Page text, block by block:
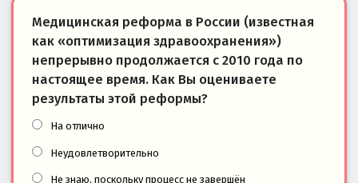
Медицинская реформа в России (известная
как «оптимизация здравоохранения»)
непрерывно продолжается с 2010 года по
настоящее время. Как Вы оцениваете
результаты этой реформы?
На отлично
Неудовлетворительно
Не знаю, поскольку процесс не завершён